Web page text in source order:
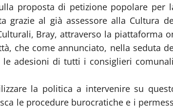
proposta di petizione popolare per
grazie al già assessore alla Cultura
Bray, attraverso la piattaforma
che come annunciato, nella seduta
adesioni di tutti i consiglieri
la politica a intervenire su
le procedure burocratiche e i